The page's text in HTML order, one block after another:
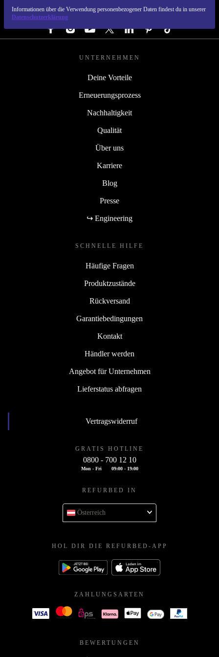
Informationen über die Verwendung personenbezogener Daten findest du in unserer
Datenschutzerklärung
FOLGE UNS
UNTERNEHMEN
Deine Vorteile
Erneuerungsprozess
Nachhaltigkeit
Qualität
Über uns
Karriere
Blog
Presse
↪ Engineering
SCHNELLE HILFE
Häufige Fragen
Produktzustände
Rückversand
Garantiebedingungen
Kontakt
Händler werden
Angebot für Unternehmen
Lieferstatus abfragen
Vertragswiderruf
GRATIS HOTLINE
0800 - 700 12 10
Mon - Fri 09:00 - 19:00
REFURBED IN
Österreich
HOL DIR DIE REFURBED-APP
ZAHLUNGSARTEN
BEWERTUNGEN